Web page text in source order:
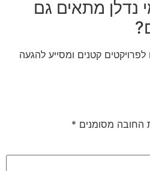
נדלן מתאים גם
קטנים ומסייע להגעה
החובה מסומנים *